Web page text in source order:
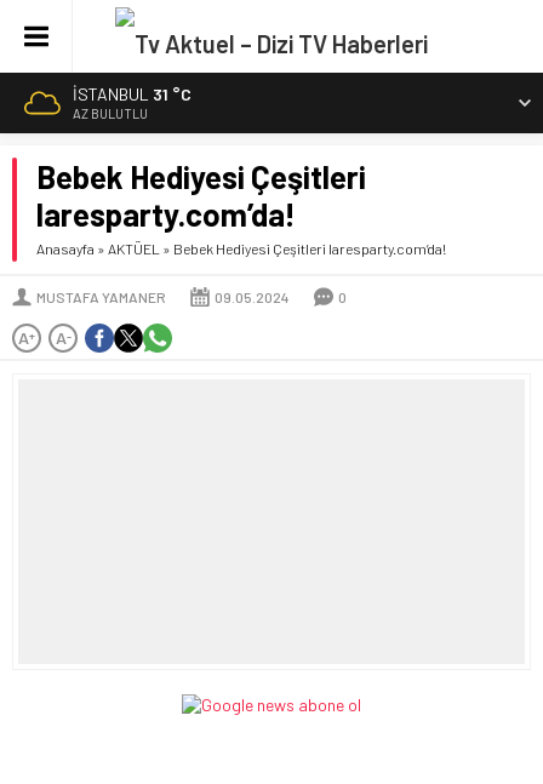
İSTANBUL 31 °C
AZ BULUTLU
Bebek Hediyesi Çeşitleri
laresparty.com’da!
Anasayfa » AKTÜEL » Bebek Hediyesi Çeşitleri laresparty.com’da!
MUSTAFA YAMANER 09.05.2024 0
A+ A-